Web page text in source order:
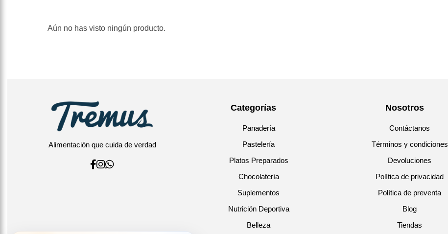
Aún no has visto ningún producto.
Alimentación que cuida de verdad
Categorías
Panadería
Pastelería
Platos Preparados
Chocolatería
Suplementos
Nutrición Deportiva
Belleza
Nosotros
Contáctanos
Términos y condiciones
Devoluciones
Política de privacidad
Política de preventa
Blog
Tiendas